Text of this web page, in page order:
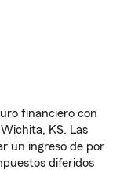
financiero con
KS. Las
un ingreso de por
diferidos